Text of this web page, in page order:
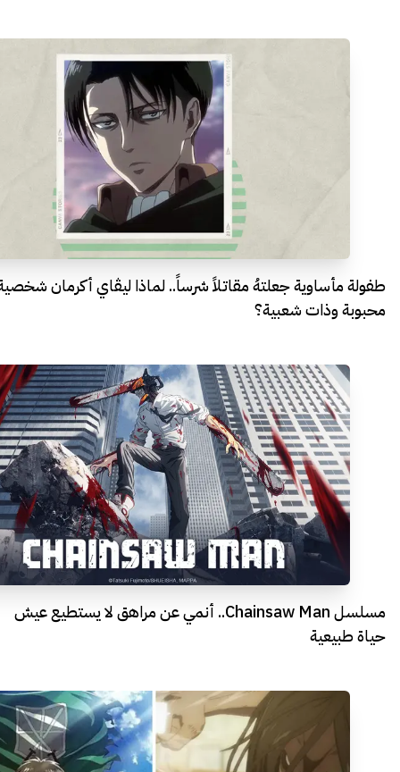
طفولة مأساوية جعلتهُ مقاتلاً شرساً.. لماذا ليڤاي أكرمان
محبوبة وذات شعبية؟
مسلسل Chainsaw Man.. أنمي عن مراهق لا يستطيع عيش
حياة طبيعية